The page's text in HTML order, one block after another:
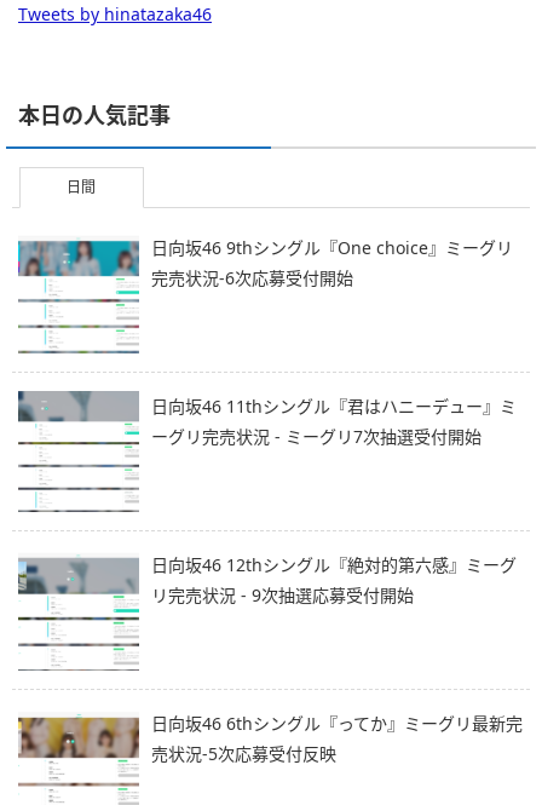
Tweets by hinatazaka46
本日の人気記事
日間
日向坂46 9thシングル『One choice』ミーグリ
完売状況-6次応募受付開始
日向坂46 11thシングル『君はハニーデュー』ミ
ーグリ完売状況 - ミーグリ7次抽選受付開始
日向坂46 12thシングル『絶対的第六感』ミーグ
リ完売状況 - 9次抽選応募受付開始
日向坂46 6thシングル『ってか』ミーグリ最新完
売状況-5次応募受付反映